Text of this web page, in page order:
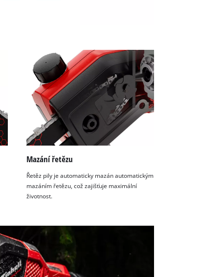
Mazání řetězu
Řetěz pily je automaticky mazán automatickým
mazáním řetězu, což zajišťuje maximální
životnost.